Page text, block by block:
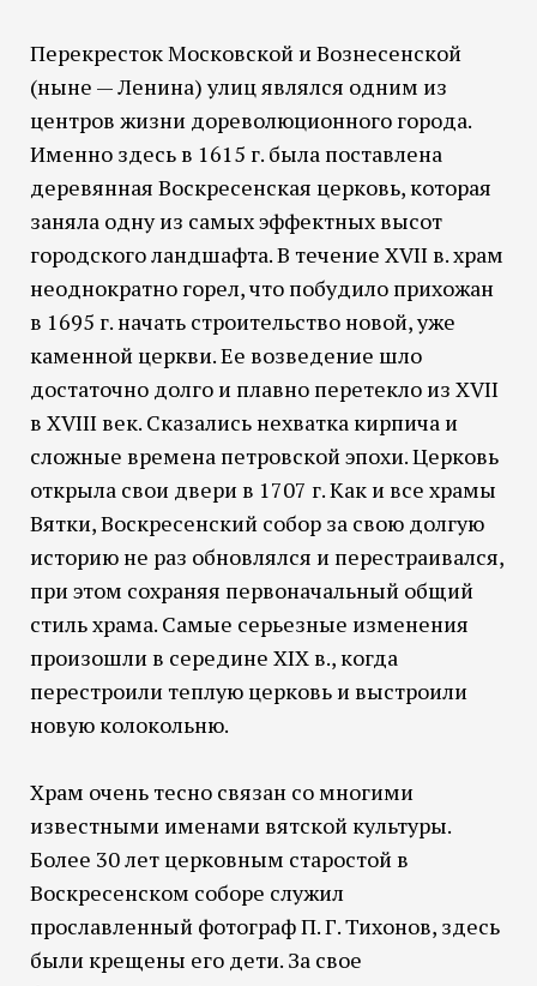
Перекресток Московской и Вознесенской
(ныне — Ленина) улиц являлся одним из
центров жизни дореволюционного города.
Именно здесь в 1615 г. была поставлена
деревянная Воскресенская церковь, которая
заняла одну из самых эффектных высот
городского ландшафта. В течение XVII в. храм
неоднократно горел, что побудило прихожан
в 1695 г. начать строительство новой, уже
каменной церкви. Ее возведение шло
достаточно долго и плавно перетекло из XVII
в XVIII век. Сказались нехватка кирпича и
сложные времена петровской эпохи. Церковь
открыла свои двери в 1707 г. Как и все храмы
Вятки, Воскресенский собор за свою долгую
историю не раз обновлялся и перестраивался,
при этом сохраняя первоначальный общий
стиль храма. Самые серьезные изменения
произошли в середине XIX в., когда
перестроили теплую церковь и выстроили
новую колокольню.
Храм очень тесно связан со многими
известными именами вятской культуры.
Более 30 лет церковным старостой в
Воскресенском соборе служил
прославленный фотограф П. Г. Тихонов, здесь
были крещены его дети. За свое